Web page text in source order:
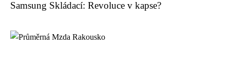
Samsung Skládací: Revoluce v kapse?